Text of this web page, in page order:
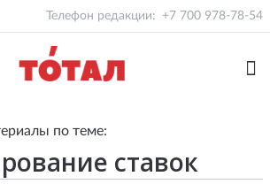
Телефон редакции: +7 700 978-78-54
по теме: